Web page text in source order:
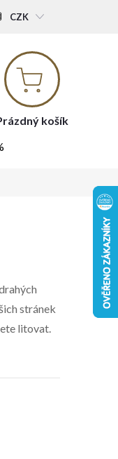
CZK
Nákupní
košík
košík
stránek
litovat.